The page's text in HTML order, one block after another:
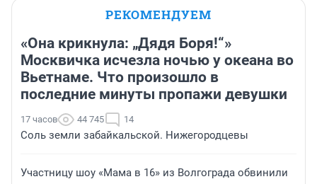
РЕКОМЕНДУЕМ
«Она крикнула: „Дядя Боря!“»
Москвичка исчезла ночью у океана во
Вьетнаме. Что произошло в
последние минуты пропажи девушки
17 часов 44 745 14
Соль земли забайкальской. Нижегородцевы
Участницу шоу «Мама в 16» из Волгограда обвинили